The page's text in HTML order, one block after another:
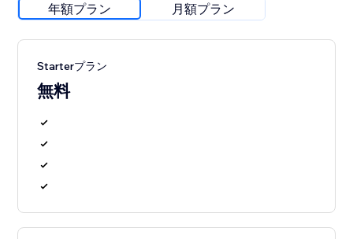
年額プラン 月額プラン
Starterプラン
無料